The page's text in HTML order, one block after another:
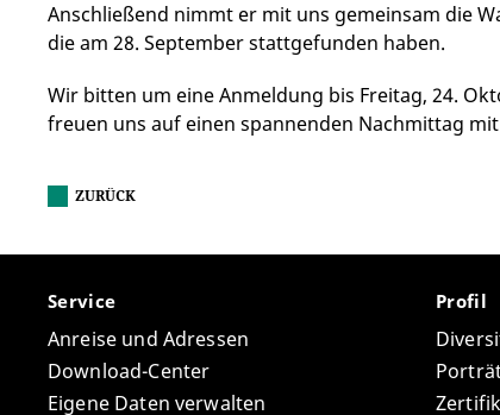
Anschließend nimmt er mit uns gemeinsam die
die am 28. September stattgefunden haben.
Wir bitten um eine Anmeldung bis Freitag, 24.
freuen uns auf einen spannenden Nachmittag
ZURÜCK
Service
Anreise und Adressen
Download-Center
Eigene Daten verwalten
Profil